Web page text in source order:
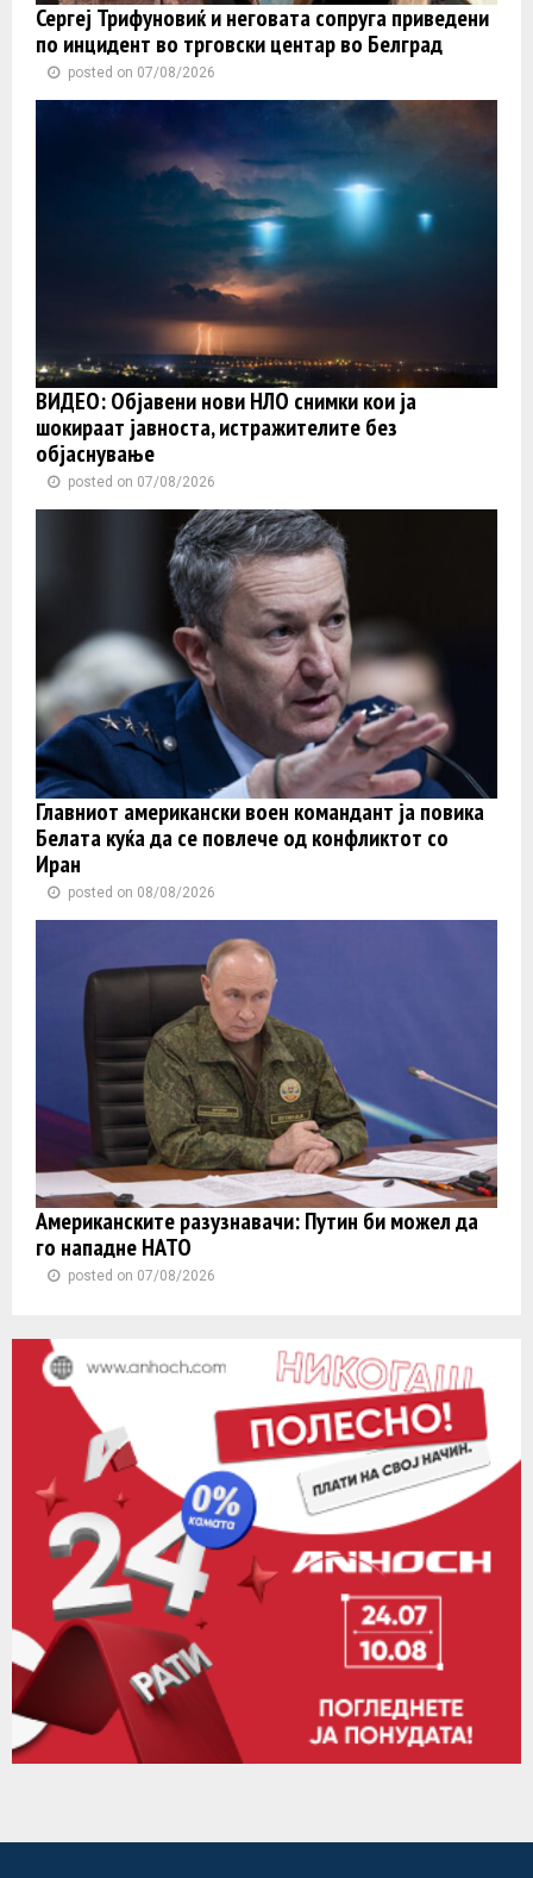
Сергеј Трифуновиќ и неговата сопруга приведени
по инцидент во трговски центар во Белград
posted on 07/08/2026
ВИДЕО: Објавени нови НЛО снимки кои ја
шокираат јавноста, истражителите без
објаснување
posted on 07/08/2026
Главниот американски воен командант ја повика
Белата куќа да се повлече од конфликтот со
Иран
posted on 08/08/2026
Американските разузнавачи: Путин би можел да
го нападне НАТО
posted on 07/08/2026